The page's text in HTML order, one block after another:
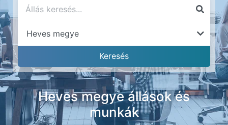
Heves megye állások és
munkák